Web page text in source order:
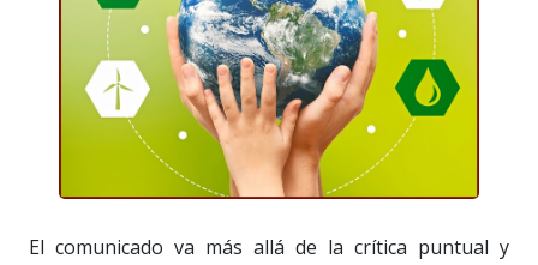
El comunicado va más allá de la crítica puntual y